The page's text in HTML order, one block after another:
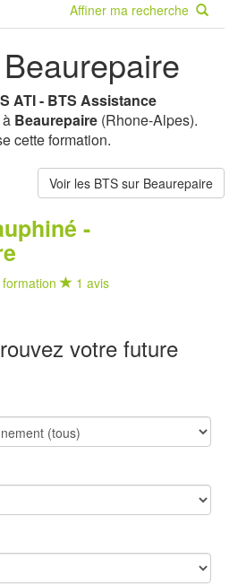
Affiner ma recherche
ATI - BTS Assistance
à Beaurepaire (Rhone-Alpes).
cette formation.
Voir les BTS sur Beaurepaire
-
formation
1 avis
votre future